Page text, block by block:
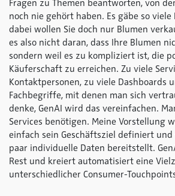
Fragen zu Themen beantworten, von
noch nie gehört haben. Es gäbe so
dabei wollen Sie doch nur Blumen
es also nicht daran, dass Ihre Blumen
sondern weil es zu kompliziert ist, die
Käuferschaft zu erreichen. Zu viele
Kontaktpersonen, zu viele Dashboards
Fachbegriffe, mit denen man sich
denke, GenAI wird das vereinfachen.
Services benötigen. Meine Vorstellung
einfach sein Geschäftsziel definiert
paar individuelle Daten bereitstellt.
Rest und kreiert automatisiert eine
unterschiedlicher Consumer-